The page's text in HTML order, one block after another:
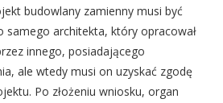
budowlany zamienny musi być
samego architekta, który opracował
innego, posiadającego
ale wtedy musi on uzyskać zgodę
Po złożeniu wniosku, organ